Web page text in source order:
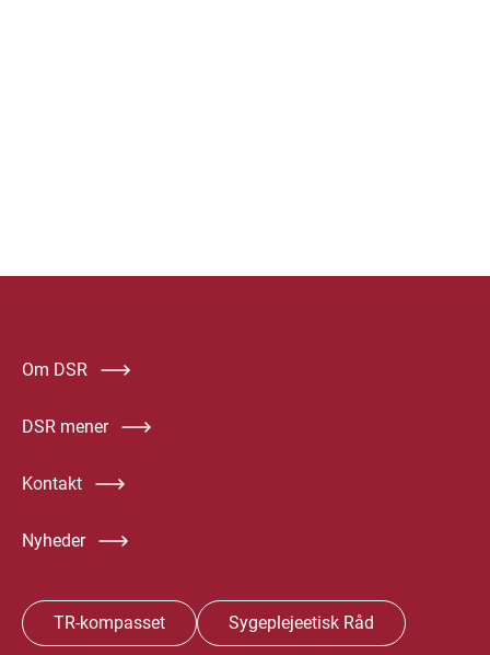
Om DSR
DSR mener
Kontakt
Nyheder
TR-kompasset Sygeplejeetisk Råd